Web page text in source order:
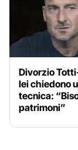
Divorzio
lei chiedono
tecnica:
patrimoni”